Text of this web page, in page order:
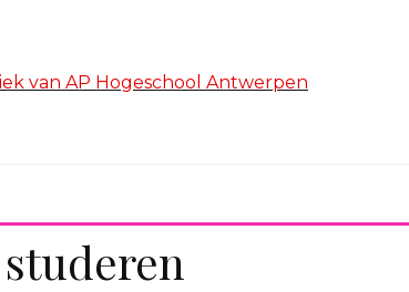
van AP Hogeschool Antwerpen